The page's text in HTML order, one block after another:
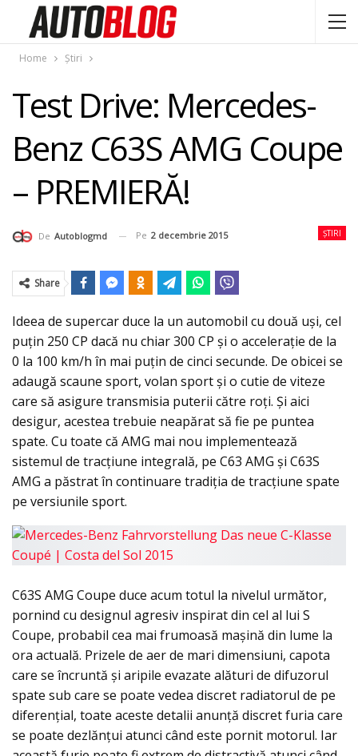
Home Știri
Test Drive: Mercedes-
Benz C63S AMG Coupe
– PREMIERĂ!
ȘTIRI
De Autoblogmd Pe 2 decembrie 2015
Share
Ideea de supercar duce la un automobil cu două uși, cel
puțin 250 CP dacă nu chiar 300 CP și o accelerație de la
0 la 100 km/h în mai puțin de cinci secunde. De obicei se
adaugă scaune sport, volan sport și o cutie de viteze
care să asigure transmisia puterii către roți. Și aici
desigur, acestea trebuie neapărat să fie pe puntea
spate. Cu toate că AMG mai nou implementează
sistemul de tracțiune integrală, pe C63 AMG și C63S
AMG a păstrat în continuare tradiția de tracțiune spate
pe versiunile sport.
C63S AMG Coupe duce acum totul la nivelul următor,
pornind cu designul agresiv inspirat din cel al lui S
Coupe, probabil cea mai frumoasă mașină din lume la
ora actuală. Prizele de aer de mari dimensiuni, capota
care se încruntă și aripile evazate alături de difuzorul
spate sub care se poate vedea discret radiatorul de pe
diferențial, toate aceste detalii anunță discret furia care
se poate dezlănțui atunci când este pornit motorul. Iar